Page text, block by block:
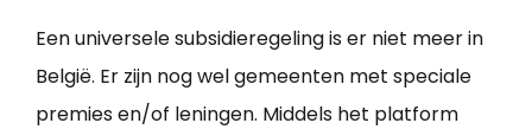
Een universele subsidieregeling is er niet meer in
België. Er zijn nog wel gemeenten met speciale
premies en/of leningen. Middels het platform